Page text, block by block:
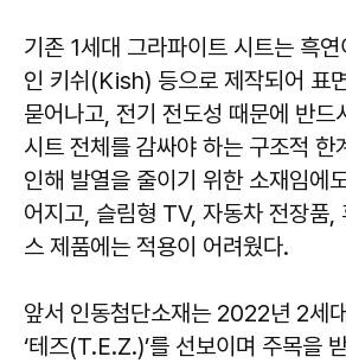
기존 1세대 그라파이트 시트는 흑
인 키쉬(Kish) 등으로 제작되어 표
묻어나고, 전기 전도성 때문에 반드
시트 전체를 감싸야 하는 구조적 한
인해 발열을 줄이기 위한 소재임에
어지고, 슬림형 TV, 자동차 전장품,
스 제품에는 적용이 어려웠다.
앞서 인동첨단소재는 2022년 2세
‘테즈(T.E.Z.)’를 선보이며 주목을